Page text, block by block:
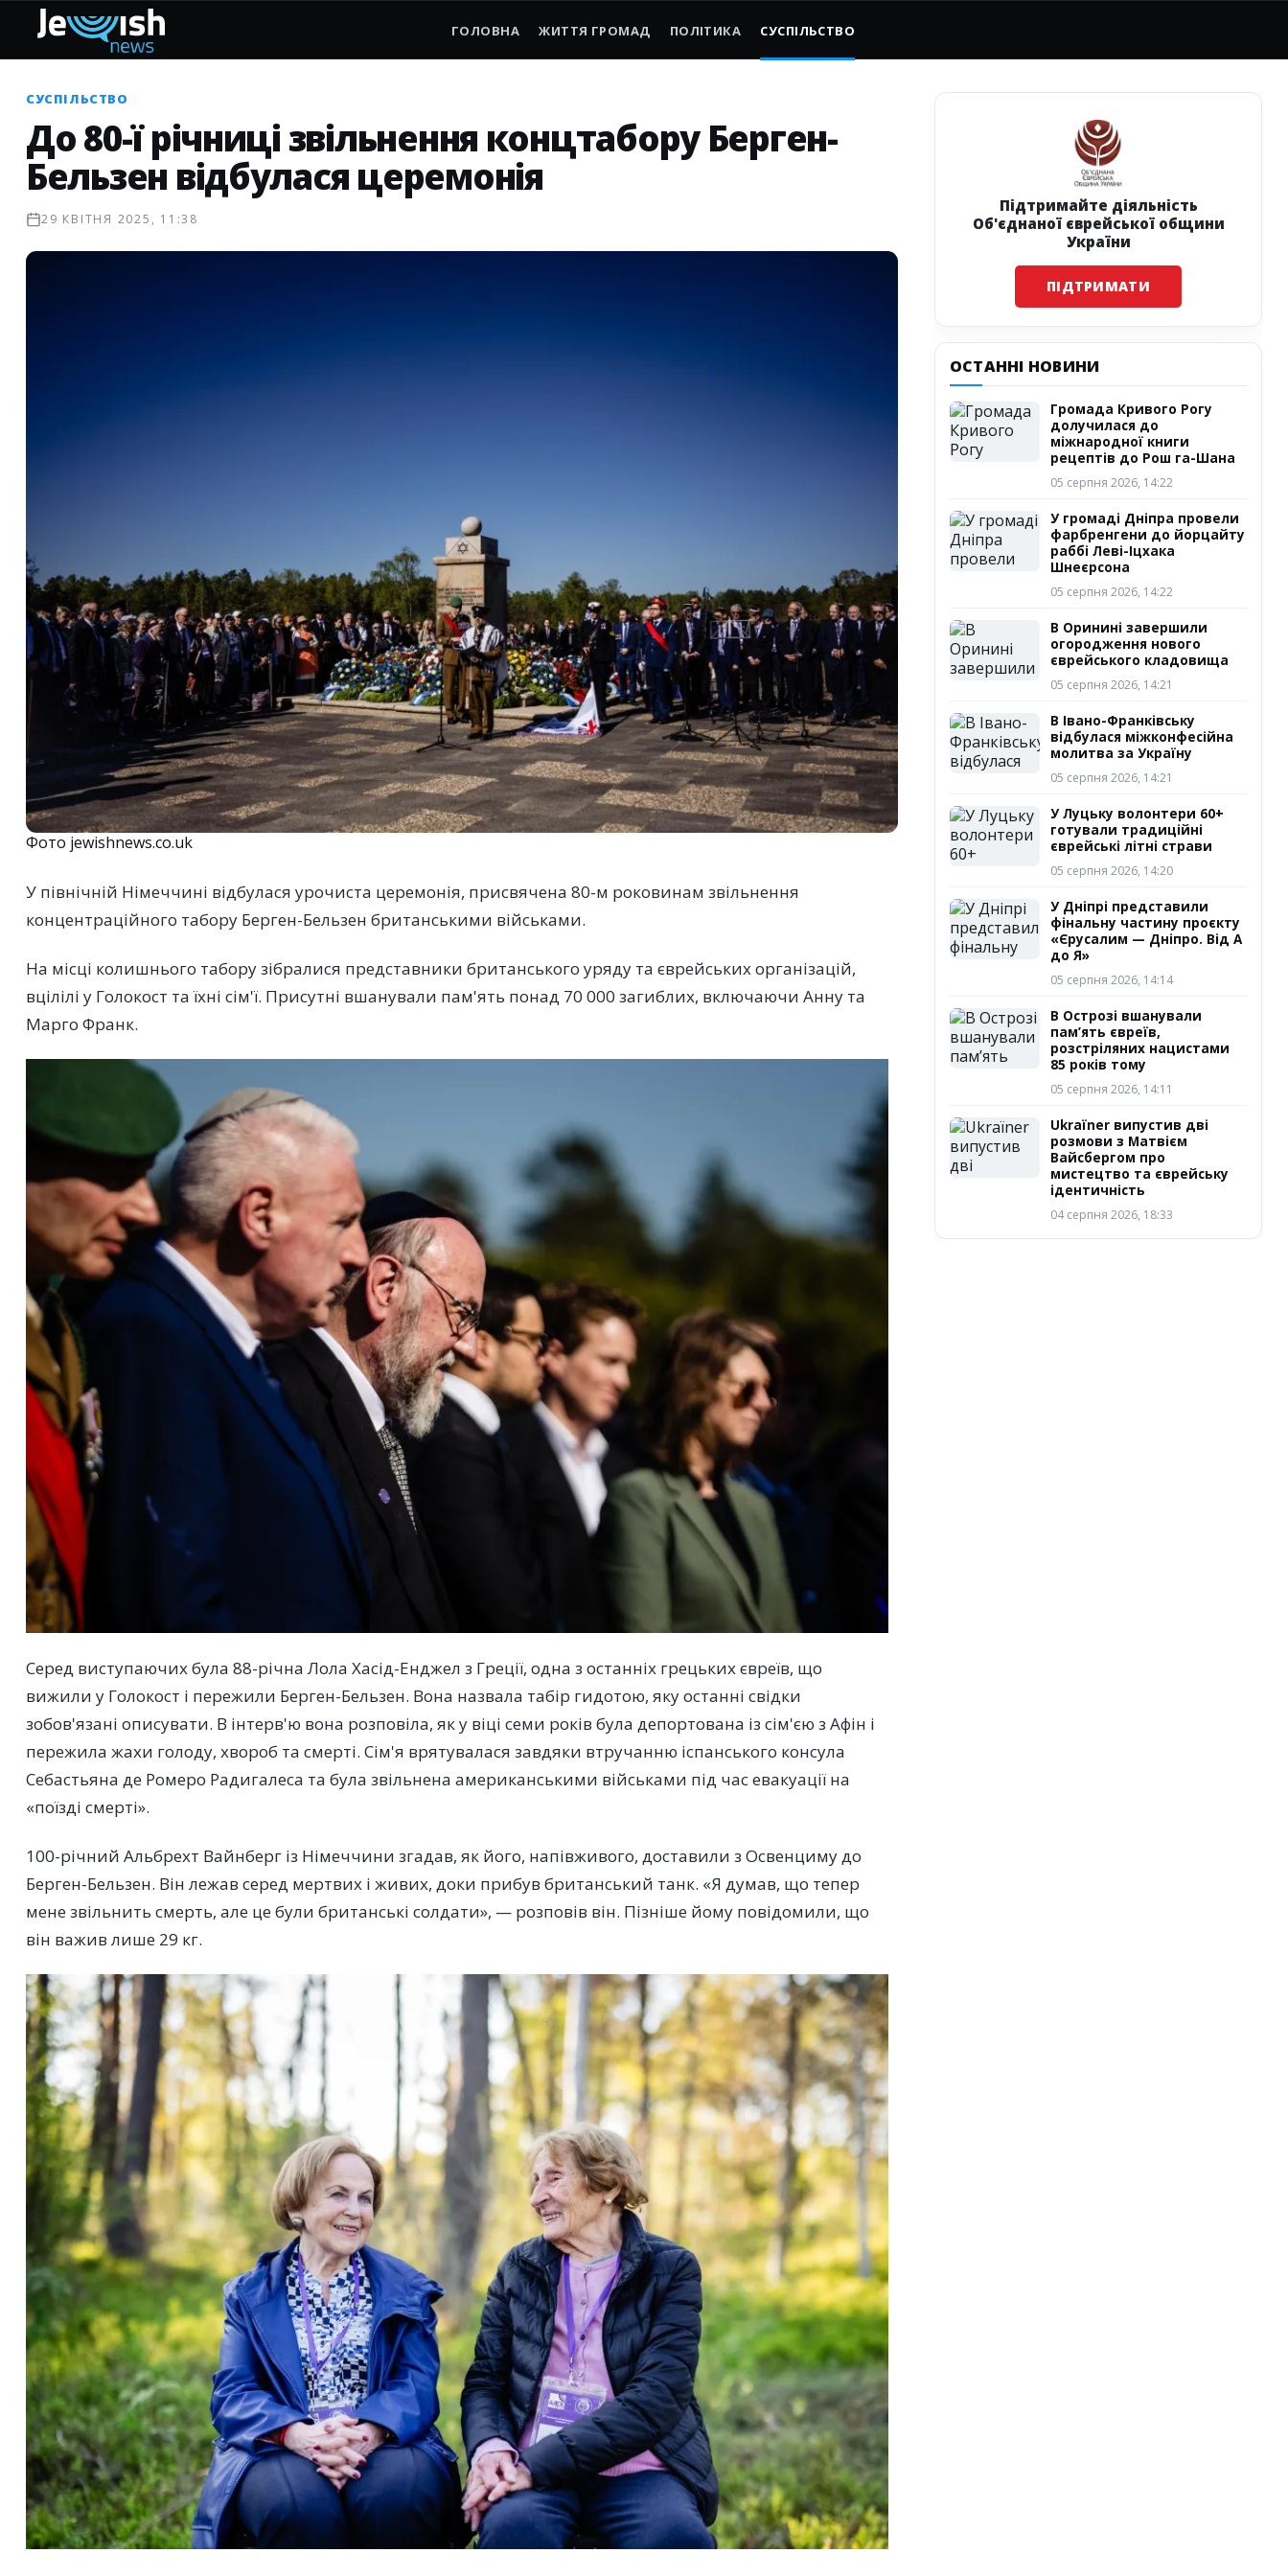
ГОЛОВНА ЖИТТЯ ГРОМАД ПОЛІТИКА СУСПІЛЬСТВО
СУСПІЛЬСТВО
До 80-ї річниці звільнення концтабору Берген-
Бельзен відбулася церемонія
29 КВІТНЯ 2025, 11:38
Фото jewishnews.co.uk
У північній Німеччині відбулася урочиста церемонія, присвячена 80-м роковинам звільнення
концентраційного табору Берген-Бельзен британськими військами.
На місці колишнього табору зібралися представники британського уряду та єврейських організацій,
вцілілі у Голокост та їхні сім'ї. Присутні вшанували пам'ять понад 70 000 загиблих, включаючи Анну та
Марго Франк.
Серед виступаючих була 88-річна Лола Хасід-Енджел з Греції, одна з останніх грецьких євреїв, що
вижили у Голокост і пережили Берген-Бельзен. Вона назвала табір гидотою, яку останні свідки
зобов'язані описувати. В інтерв'ю вона розповіла, як у віці семи років була депортована із сім'єю з Афін і
пережила жахи голоду, хвороб та смерті. Сім'я врятувалася завдяки втручанню іспанського консула
Себастьяна де Ромеро Радигалеса та була звільнена американськими військами під час евакуації на
«поїзді смерті».
100-річний Альбрехт Вайнберг із Німеччини згадав, як його, напівживого, доставили з Освенциму до
Берген-Бельзен. Він лежав серед мертвих і живих, доки прибув британський танк. «Я думав, що тепер
мене звільнить смерть, але це були британські солдати», — розповів він. Пізніше йому повідомили, що
він важив лише 29 кг.
Підтримайте діяльність
Об'єднаної єврейської общини
України
ПІДТРИМАТИ
ОСТАННІ НОВИНИ
Громада Кривого Рогу
долучилася до
міжнародної книги
рецептів до Рош га-Шана
05 серпня 2026, 14:22
У громаді Дніпра провели
фарбренгени до йорцайту
раббі Леві-Іцхака
Шнеєрсона
05 серпня 2026, 14:22
В Оринині завершили
огородження нового
єврейського кладовища
05 серпня 2026, 14:21
В Івано-Франківську
відбулася міжконфесійна
молитва за Україну
05 серпня 2026, 14:21
У Луцьку волонтери 60+
готували традиційні
єврейські літні страви
05 серпня 2026, 14:20
У Дніпрі представили
фінальну частину проєкту
«Єрусалим — Дніпро. Від А
до Я»
05 серпня 2026, 14:14
В Острозі вшанували
пам’ять євреїв,
розстріляних нацистами
85 років тому
05 серпня 2026, 14:11
Ukraїner випустив дві
розмови з Матвієм
Вайсбергом про
мистецтво та єврейську
ідентичність
04 серпня 2026, 18:33